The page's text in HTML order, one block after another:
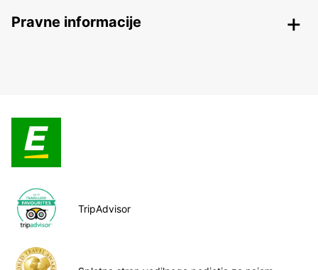
Pravne informacije
TripAdvisor